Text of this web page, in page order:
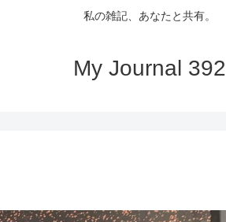
私の雑記、あなたと共有。
My Journal 392